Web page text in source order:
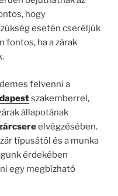
hogy
esetén cseréljük
fontos, ha a zárak
felvenni a
szakemberrel,
állapotának
elvégzésében.
típusától és a munka
érdekében
egy megbízható